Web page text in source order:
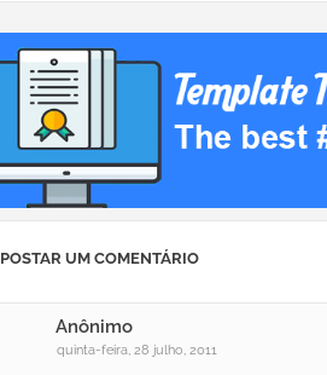
POSTAR UM COMENTÁRIO
Anônimo
quinta-feira, 28 julho, 2011